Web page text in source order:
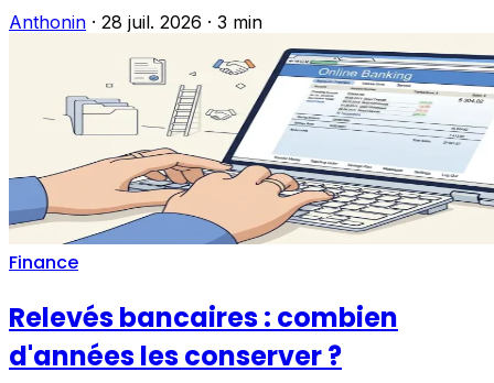
Anthonin · 28 juil. 2026 · 3 min
Finance
Relevés bancaires : combien
d'années les conserver ?